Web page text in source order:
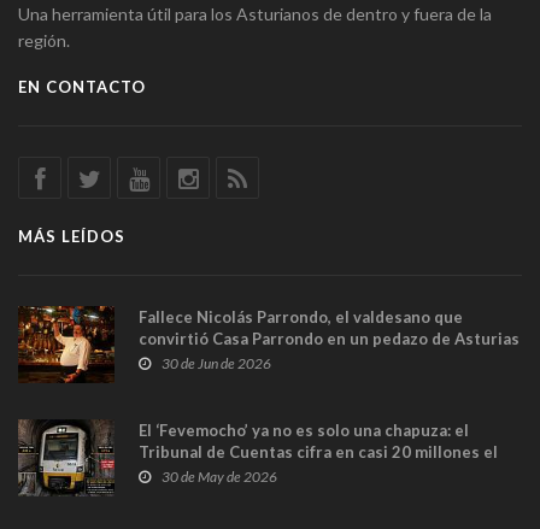
Una herramienta útil para los Asturianos de dentro y fuera de la
región.
EN CONTACTO
MÁS LEÍDOS
Fallece Nicolás Parrondo, el valdesano que
convirtió Casa Parrondo en un pedazo de Asturias
en Madrid
30 de Jun de 2026
El ‘Fevemocho’ ya no es solo una chapuza: el
Tribunal de Cuentas cifra en casi 20 millones el
sobrecoste de los trenes que no cabían por los
30 de May de 2026